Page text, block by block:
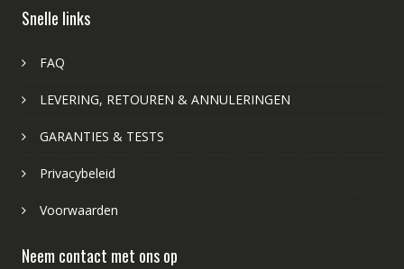
Snelle links
FAQ
LEVERING, RETOUREN & ANNULERINGEN
GARANTIES & TESTS
Privacybeleid
Voorwaarden
Neem contact met ons op